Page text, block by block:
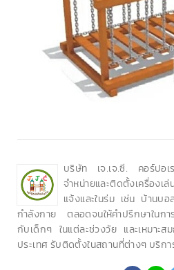
บริษัท เจ.เจ.ซี. คอร์ปอ
จำหน่ายและติดตั้งเครื่องเ
แจ้งและในร่ม เช่น บ้านบ
กำลังกาย ตลอดจนให้คำปรึกษาในการ
กับเด็กๆ ในแต่ละช่วงวัย และเหมาะส
ประเทศ รับติดตั้งในสถานที่ต่างๆ บริก